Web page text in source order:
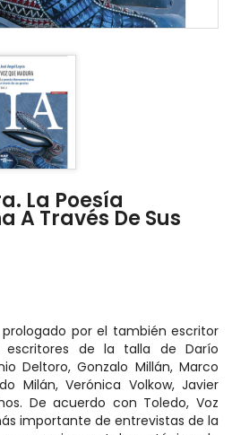
La Poesía
A Través De Sus
por el también escritor
escritores de la talla de Darío
Deltoro, Gonzalo Millán, Marco
Milán, Verónica Volkow, Javier
De acuerdo con Toledo, Voz
importante de entrevistas de la